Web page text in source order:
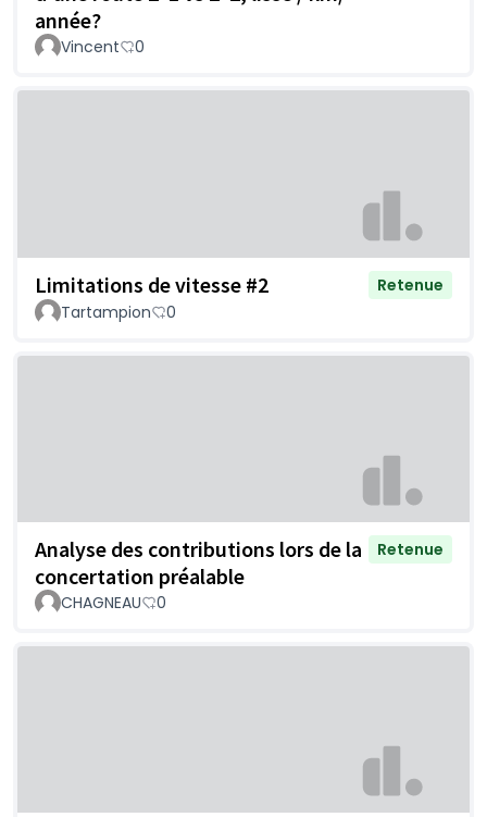
année?
Vincent 0
Limitations de vitesse #2
Retenue
Tartampion
0
Analyse des contributions lors de la
concertation préalable
Retenue
CHAGNEAU 0